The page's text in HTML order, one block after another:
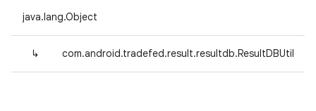
java.lang.Object
↳ com.android.tradefed.result.resultdb.ResultDBUtil